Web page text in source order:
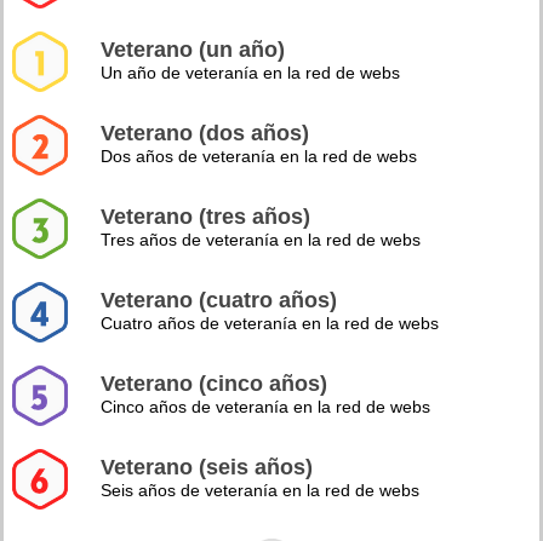
Veterano (un año)
Un año de veteranía en la red de webs
Veterano (dos años)
Dos años de veteranía en la red de webs
Veterano (tres años)
Tres años de veteranía en la red de webs
Veterano (cuatro años)
Cuatro años de veteranía en la red de webs
Veterano (cinco años)
Cinco años de veteranía en la red de webs
Veterano (seis años)
Seis años de veteranía en la red de webs